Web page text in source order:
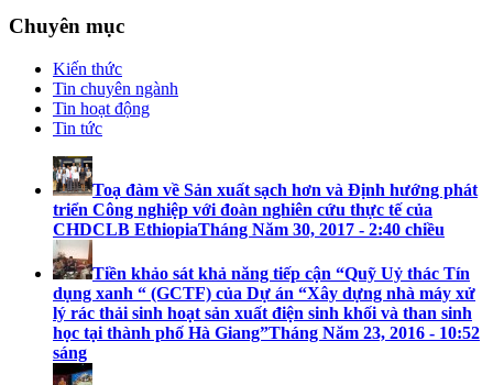
Chuyên mục
Kiến thức
Tin chuyên ngành
Tin hoạt động
Tin tức
Toạ đàm về Sản xuất sạch hơn và Định hướng phát
triển Công nghiệp với đoàn nghiên cứu thực tế của
CHDCLB EthiopiaTháng Năm 30, 2017 - 2:40 chiều
Tiền khảo sát khả năng tiếp cận “Quỹ Uỷ thác Tín
dụng xanh “ (GCTF) của Dự án “Xây dựng nhà máy xử
lý rác thải sinh hoạt sản xuất điện sinh khối và than sinh
học tại thành phố Hà Giang”Tháng Năm 23, 2016 - 10:52
sáng